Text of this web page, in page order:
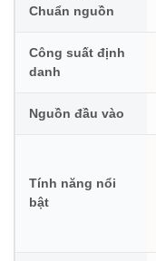
Chuẩn nguồn
Công suất định
danh
Nguồn đầu vào
Tính năng nổi
bật